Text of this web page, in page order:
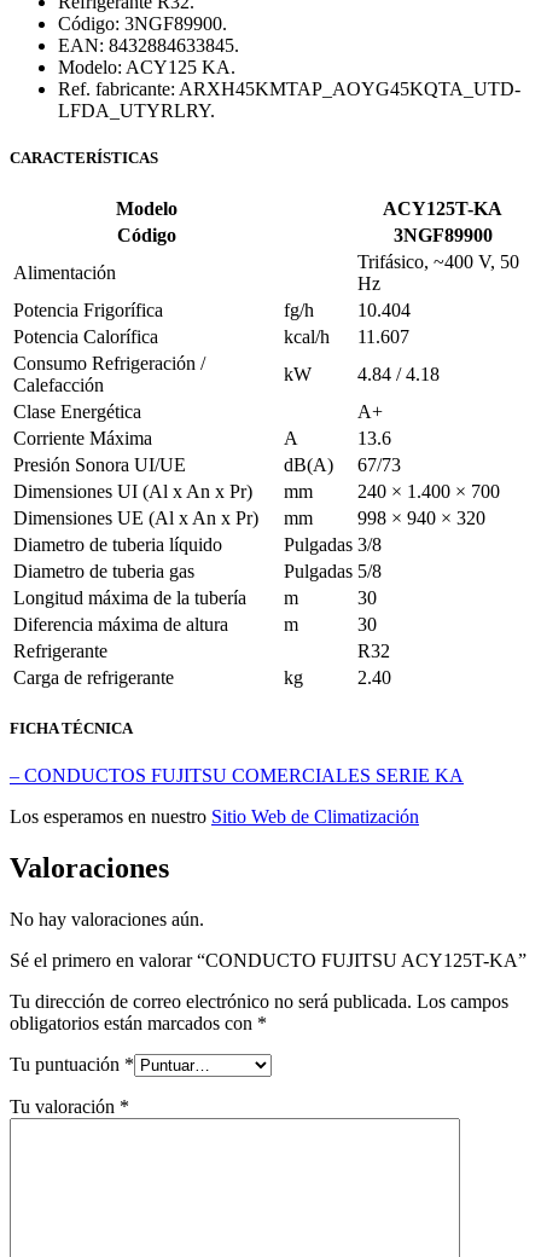
Código: 3NGF89900.
EAN: 8432884633845.
Modelo: ACY125 KA.
Ref. fabricante: ARXH45KMTAP_AOYG45KQTA_UTD-
LFDA_UTYRLRY.
CARACTERÍSTICAS
Modelo
ACY125T-KA
Código
3NGF89900
Alimentación
Trifásico, ~400 V, 50
Hz
Potencia Frigorífica
fg/h
10.404
Potencia Calorífica
kcal/h
11.607
Consumo Refrigeración /
Calefacción
kW
4.84 / 4.18
Clase Energética
A+
Corriente Máxima
A
13.6
Presión Sonora UI/UE
dB(A)
67/73
Dimensiones UI (Al x An x Pr)
mm
240 × 1.400 × 700
Dimensiones UE (Al x An x Pr)
mm
998 × 940 × 320
Diametro de tuberia líquido
Pulgadas 3/8
Diametro de tuberia gas
Pulgadas 5/8
Longitud máxima de la tubería
m
30
Diferencia máxima de altura
m
30
Refrigerante
R32
Carga de refrigerante
kg 2.40
FICHA TÉCNICA
– CONDUCTOS FUJITSU COMERCIALES SERIE KA
Los esperamos en nuestro Sitio Web de Climatización
Valoraciones
No hay valoraciones aún.
Sé el primero en valorar “CONDUCTO FUJITSU ACY125T-KA”
Tu dirección de correo electrónico no será publicada. Los campos
obligatorios están marcados con *
Tu puntuación *
Tu valoración *